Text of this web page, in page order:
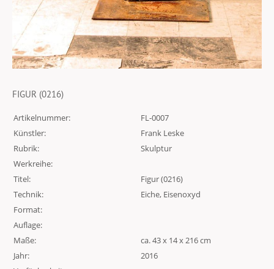
FIGUR (0216)
Artikelnummer:
FL-0007
Künstler:
Frank Leske
Rubrik:
Skulptur
Werkreihe:
Titel:
Figur (0216)
Technik:
Eiche, Eisenoxyd
Format:
Auflage:
Maße:
ca. 43 x 14 x 216 cm
Jahr:
2016